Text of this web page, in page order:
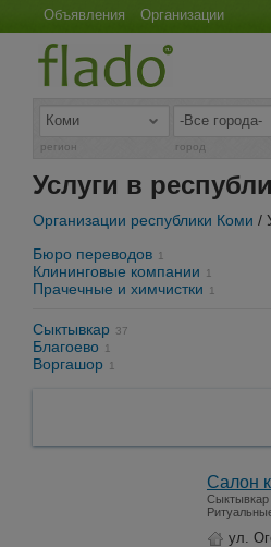
Объявления Организации
регион город
Услуги в
Организации республики Коми /
Бюро переводов 1
Клининговые компании 1
Прачечные и химчистки 1
Сыктывкар 37
Благоево 1
Воргашор 1
Салон
Сыктывкар
ул.